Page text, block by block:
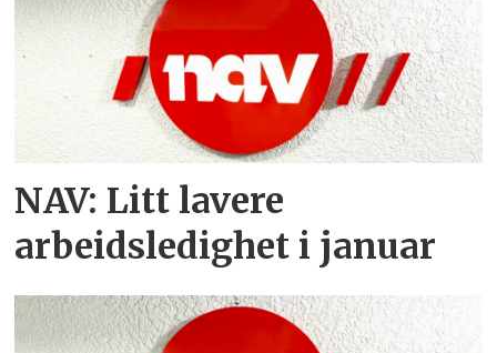
NAV: Litt lavere
arbeidsledighet i januar